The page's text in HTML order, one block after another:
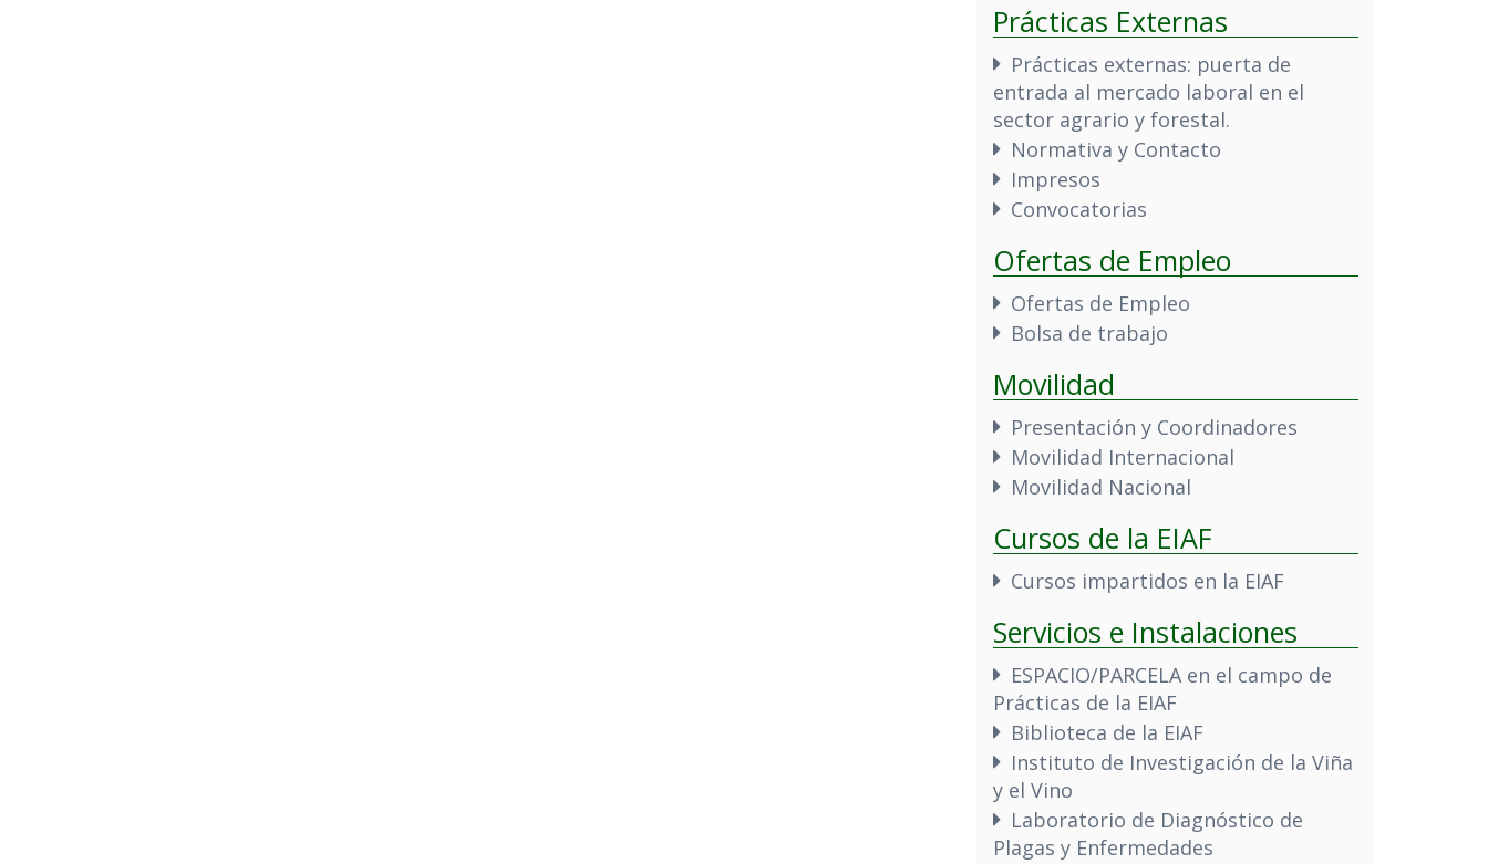
Prácticas Externas
Prácticas externas: puerta de
entrada al mercado laboral en el
sector agrario y forestal.
Normativa y Contacto
Impresos
Convocatorias
Ofertas de Empleo
Ofertas de Empleo
Bolsa de trabajo
Movilidad
Presentación y Coordinadores
Movilidad Internacional
Movilidad Nacional
Cursos de la EIAF
Cursos impartidos en la EIAF
Servicios e Instalaciones
ESPACIO/PARCELA en el campo de
Prácticas de la EIAF
Biblioteca de la EIAF
Instituto de Investigación de la Viña
y el Vino
Laboratorio de Diagnóstico de
Plagas y Enfermedades